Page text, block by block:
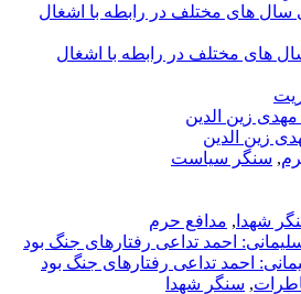
های مختلف در رابطه با اشغال
, سنگر سیاست
شهدا , مدافع حرم
احمد تداعی رفتارهای جنگ بود
, سنگر شهدا